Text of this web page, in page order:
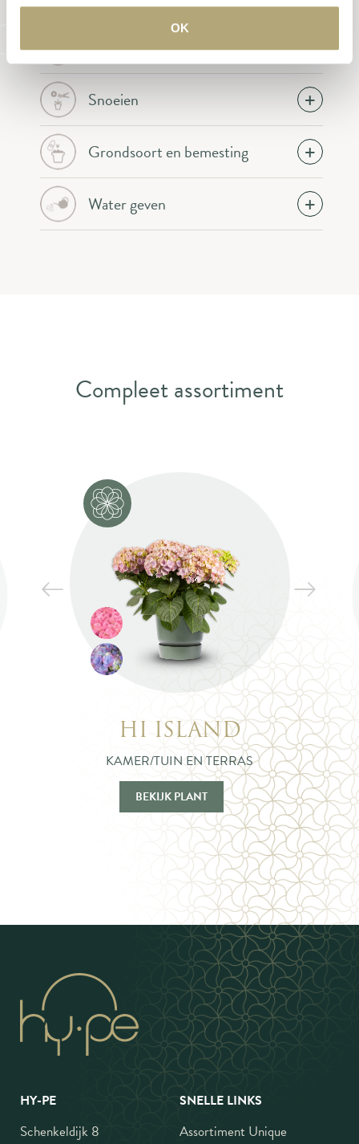
OK
Temperatuur
Snoeien
Grondsoort en bemesting
Water geven
Compleet assortiment
HI ISLAND
KAMER/TUIN EN TERRAS
BEKIJK PLANT
HY-PE
Schenkeldijk 8
SNELLE LINKS
Assortiment Unique